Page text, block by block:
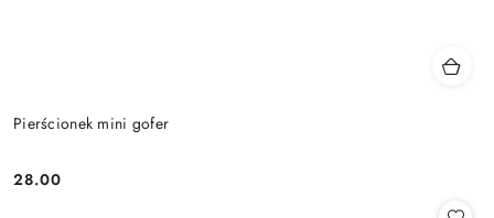
Pierścionek mini gofer
Cena:
28.00